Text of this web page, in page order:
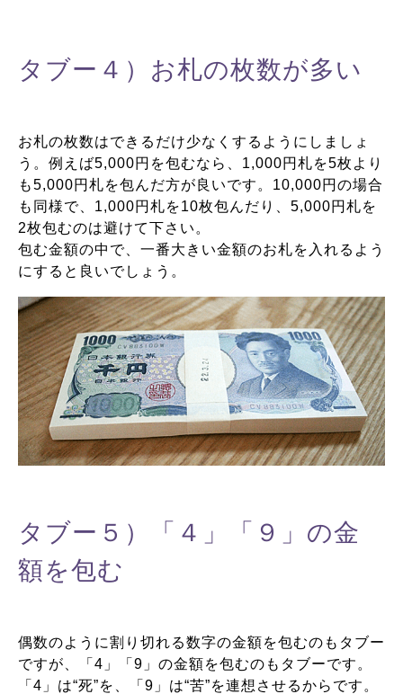
タブー４）お札の枚数が多い
お札の枚数はできるだけ少なくするようにしましょ
う。例えば5,000円を包むなら、1,000円札を5枚より
も5,000円札を包んだ方が良いです。10,000円の場合
も同様で、1,000円札を10枚包んだり、5,000円札を
2枚包むのは避けて下さい。
包む金額の中で、一番大きい金額のお札を入れるよう
にすると良いでしょう。
タブー５）「４」「９」の金
額を包む
偶数のように割り切れる数字の金額を包むのもタブー
ですが、「4」「9」の金額を包むのもタブーです。
「4」は“死”を、「9」は“苦”を連想させるからです。